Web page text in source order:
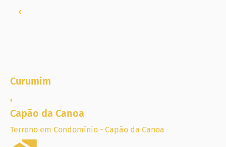
Curumim
,
Capão da Canoa
Terreno em Condomínio - Capão da Canoa